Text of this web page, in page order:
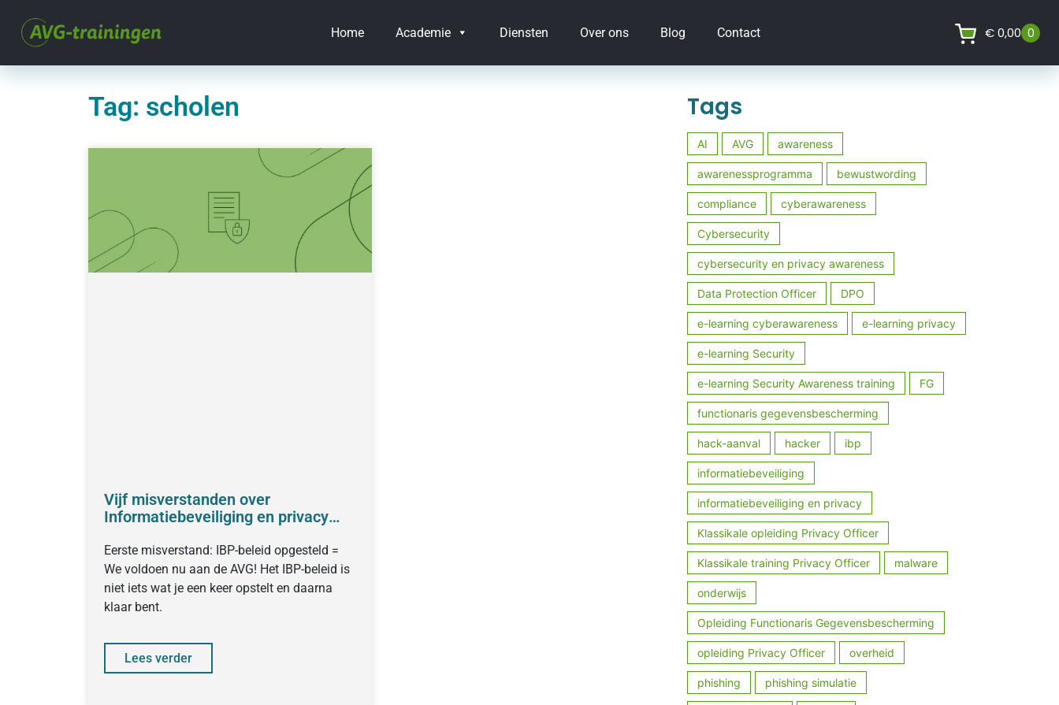
Home Academie Diensten Over ons Blog Contact €0,00 0
Tag: scholen
Vijf misverstanden over
Informatiebeveiliging en privacy
Eerste misverstand: IBP-beleid opgesteld =
We voldoen nu aan de AVG! Het IBP-beleid is
niet iets wat je een keer opstelt en daarna
klaar bent.
Lees verder
Tags
AI AVG awareness
awarenessprogramma bewustwording
compliance cyberawareness
Cybersecurity
cybersecurity en privacy awareness
Data Protection Officer DPO
e-learning cyberawareness e-learning privacy
e-learning Security
e-learning Security Awareness training FG
functionaris gegevensbescherming
hack-aanval hacker ibp
informatiebeveiliging
informatiebeveiliging en privacy
Klassikale opleiding Privacy Officer
Klassikale training Privacy Officer malware
onderwijs
Opleiding Functionaris Gegevensbescherming
opleiding Privacy Officer overheid
phishing phishing simulatie